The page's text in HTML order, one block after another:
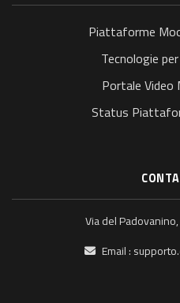
Piattaforme
Tecnologie
Portale Video
Status
Via del
Email :